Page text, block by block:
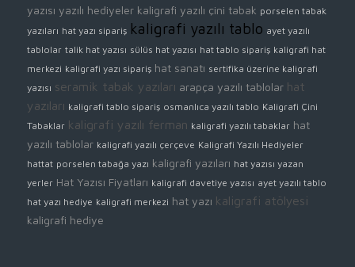
yazısı yazılı hediyeler kaligrafi yazılı çini tabak porselen tabak
yazıları hat yazı sipariş kaligrafi yazılı tablo ayet yazılı
tablolar talik hat yazısı sülüs hat yazısı hat tablo sipariş kaligrafi hat
merkezi kaligrafi yazı sipariş hat sanatı sertifika üzerine kaligrafi
yazısı seramik tabak yazıları arapça yazılı tablolar hat
yazıları kaligrafi tablo sipariş osmanlıca yazılı tablo Kaligrafi Çini
Tabaklar kaligrafi yazılı ferman kaligrafi yazılı tabaklar hat
yazılı tablolar kaligrafi yazılı çerçeve Kaligrafi Yazılı Hediyeler
hattat porselen tabağa yazı kaligrafi yazıları hat yazısı yazan
yerler Hat Yazısı Fiyatları kaligrafi davetiye yazısı ayet yazılı tablo
hat yazı hediye kaligrafi merkezi hat yazı kaligrafi atölyesi
kaligrafi hediye